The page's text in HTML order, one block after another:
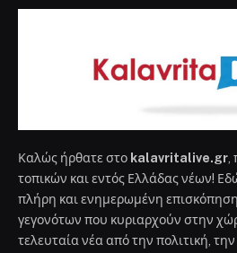
Καλώς ήρθατε στο kalavritalive.gr,
τοπικών και εντός Ελλάδας νέων!
πλήρη και ενημερωμένη
γεγονότων που κυριαρχούν στην
τελευταία νέα από την πολιτική, την